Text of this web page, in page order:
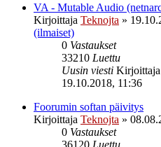
VA - Mutable Audio
Kirjoittaja Teknojta »
(ilmaiset)
0 Vastaukset
33210 Luettu
Uusin viesti Kirjoittaja
19.10.2018, 11:36
Foorumin softan päivitys
Kirjoittaja Teknojta »
0 Vastaukset
36120 Luettu